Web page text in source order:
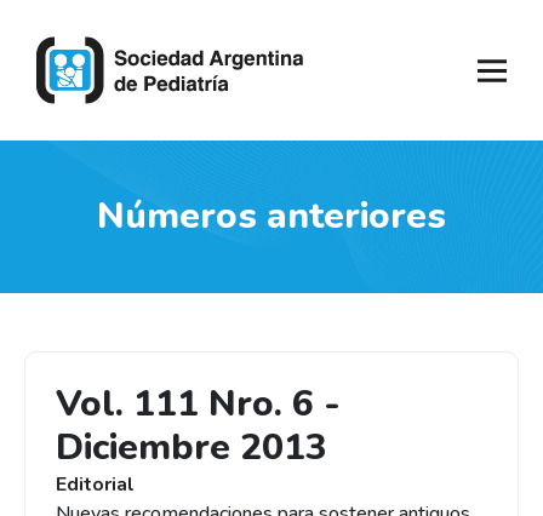
Números anteriores
Vol. 111 Nro. 6 -
Diciembre 2013
Editorial